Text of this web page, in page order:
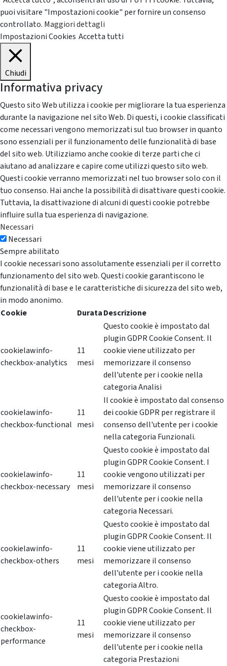
puoi visitare "Impostazioni cookie" per fornire un consenso
controllato. Maggiori dettagli
Impostazioni Cookies Accetta tutti
Chiudi
Informativa privacy
Questo sito Web utilizza i cookie per migliorare la tua esperienza
durante la navigazione nel sito Web. Di questi, i cookie classificati
come necessari vengono memorizzati sul tuo browser in quanto
sono essenziali per il funzionamento delle funzionalità di base
del sito web. Utilizziamo anche cookie di terze parti che ci
aiutano ad analizzare e capire come utilizzi questo sito web.
Questi cookie verranno memorizzati nel tuo browser solo con il
tuo consenso. Hai anche la possibilità di disattivare questi cookie.
Tuttavia, la disattivazione di alcuni di questi cookie potrebbe
influire sulla tua esperienza di navigazione.
Necessari
Necessari
Sempre abilitato
I cookie necessari sono assolutamente essenziali per il corretto
funzionamento del sito web. Questi cookie garantiscono le
funzionalità di base e le caratteristiche di sicurezza del sito web,
in modo anonimo.
Cookie
DurataDescrizione
cookielawinfo-
checkbox-analytics
11
mesi
Questo cookie è impostato dal
plugin GDPR Cookie Consent. Il
cookie viene utilizzato per
memorizzare il consenso
dell'utente per i cookie nella
categoria Analisi
cookielawinfo-
checkbox-functional
11
mesi
Il cookie è impostato dal consenso
dei cookie GDPR per registrare il
consenso dell'utente per i cookie
nella categoria Funzionali.
cookielawinfo-
checkbox-necessary
11
mesi
Questo cookie è impostato dal
plugin GDPR Cookie Consent. I
cookie vengono utilizzati per
memorizzare il consenso
dell'utente per i cookie nella
categoria Necessari.
cookielawinfo-
checkbox-others
11
mesi
Questo cookie è impostato dal
plugin GDPR Cookie Consent. Il
cookie viene utilizzato per
memorizzare il consenso
dell'utente per i cookie nella
categoria Altro.
cookielawinfo-
checkbox-
performance
11
mesi
Questo cookie è impostato dal
plugin GDPR Cookie Consent. Il
cookie viene utilizzato per
memorizzare il consenso
dell'utente per i cookie nella
categoria Prestazioni